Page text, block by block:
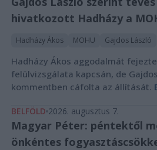
hivatkozott Hadházy a
Hadházy Ákos MOHU Gajdos László
Hadházy Ákos aggodalmát
felülvizsgálata kapcsán, de
kommentben cáfolta az állítását.
BELFÖLD 2026. augusztus 7.
Magyar Péter: péntektől
önkéntes